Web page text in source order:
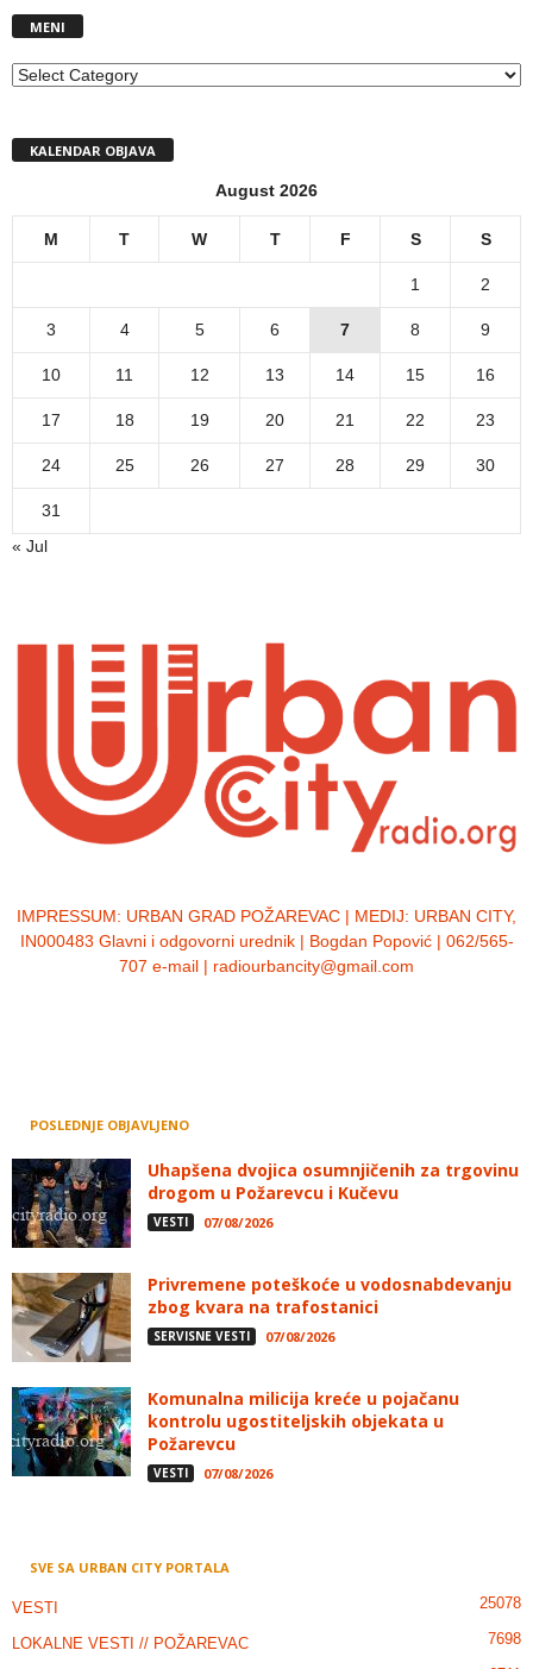
MENI
MENI
KALENDAR OBJAVA
August 2026
M T W T F S S
1 2
3 4 5 6 7 8 9
10 11 12 13 14 15 16
17 18 19 20 21 22 23
24 25 26 27 28 29 30
31
« Jul
IMPRESSUM: URBAN GRAD POŽAREVAC | MEDIJ: URBAN CITY,
IN000483 Glavni i odgovorni urednik | Bogdan Popović | 062/565-
707 e-mail | radiourbancity@gmail.com
POSLEDNJE OBJAVLJENO
Uhapšena dvojica osumnjičenih za trgovinu
drogom u Požarevcu i Kučevu
VESTI 07/08/2026
Privremene poteškoće u vodosnabdevanju
zbog kvara na trafostanici
SERVISNE VESTI 07/08/2026
Komunalna milicija kreće u pojačanu
kontrolu ugostiteljskih objekata u
Požarevcu
VESTI 07/08/2026
SVE SA URBAN CITY PORTALA
VESTI 25078
LOKALNE VESTI // POŽAREVAC
7698